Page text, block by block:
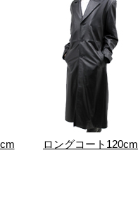
ロングコート120cm